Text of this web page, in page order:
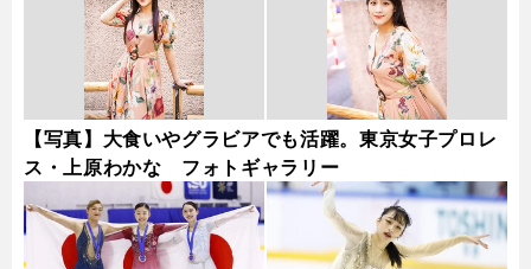
【写真】大食いやグラビアでも活躍。東京女子プロレ
ス・上原わかな フォトギャラリー